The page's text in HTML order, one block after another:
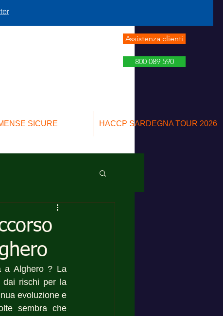
Assistenza clienti
800 089 590
SICURE HACCP SARDEGNA TOUR 2026
a Alghero ? La
dai rischi per la
evoluzione e
sembra che